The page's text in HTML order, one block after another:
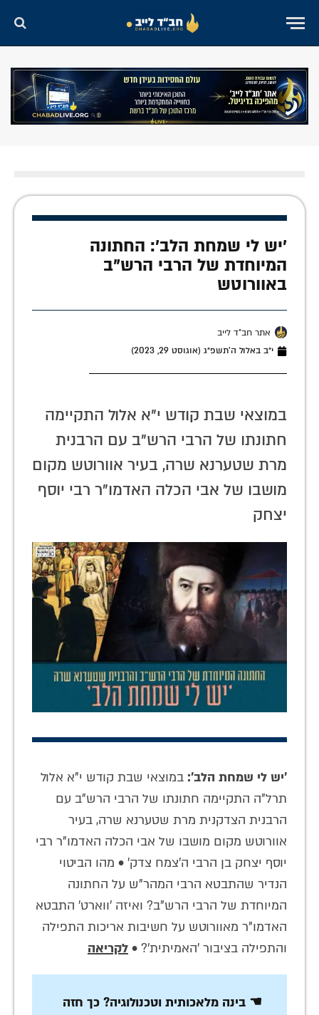
'יש לי שמחת הלב': החתונה
המיוחדת של הרבי הרש"ב
באוורוטש
אתר חב"ד לייב
י״ב באלול ה׳תשפ״ג (אוגוסט 29, 2023)
במוצאי שבת קודש י"א אלול התקיימה
חתונתו של הרבי הרש"ב עם הרבנית
מרת שטערנא שרה, בעיר אוורוטש מקום
מושבו של אבי הכלה האדמו"ר רבי יוסף
יצחק
'יש לי שמחת הלב': במוצאי שבת קודש י"א אלול
תרל"ה התקיימה חתונתו של הרבי הרש"ב עם
הרבנית הצדקנית מרת שטערנא שרה, בעיר
אוורוטש מקום מושבו של אבי הכלה האדמו"ר רבי
יוסף יצחק בן הרבי ה'צמח צדק' • מהו הביטוי
הנדיר שהתבטא הרבי המהר"ש על החתונה
המיוחדת של הרבי הרש"ב? ואיזה 'ווארט' התבטא
האדמו"ר מאוורוטש על חשיבות אריכות התפילה
והתפילה בציבור 'האמיתית'? • לקריאה
☚ בינה מלאכותית וטכנולוגיה? כך חזה